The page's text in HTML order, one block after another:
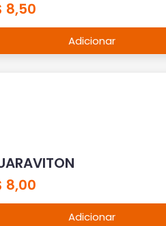
8,50
Adicionar
8,00
Adicionar